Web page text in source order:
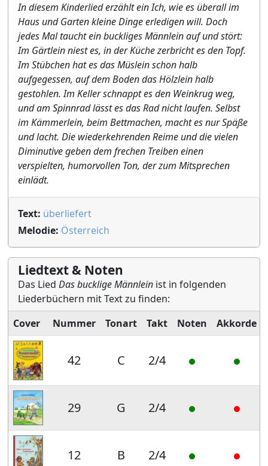
In diesem Kinderlied erzählt ein Ich, wie es überall im
Haus und Garten kleine Dinge erledigen will. Doch
jedes Mal taucht ein buckliges Männlein auf und stört:
Im Gärtlein niest es, in der Küche zerbricht es den Topf.
Im Stübchen hat es das Müslein schon halb
aufgegessen, auf dem Boden das Hölzlein halb
gestohlen. Im Keller schnappt es den Weinkrug weg,
und am Spinnrad lässt es das Rad nicht laufen. Selbst
im Kämmerlein, beim Bettmachen, macht es nur Späße
und lacht. Die wiederkehrenden Reime und die vielen
Diminutive geben dem frechen Treiben einen
verspielten, humorvollen Ton, der zum Mitsprechen
einlädt.
Text: überliefert
Melodie: Österreich
Liedtext & Noten
Das Lied Das bucklige Männlein ist in folgenden
Liederbüchern mit Text zu finden:
Cover
Nummer Tonart Takt Noten Akkorde
42 C 2/4
29 G 2/4
12 B 2/4